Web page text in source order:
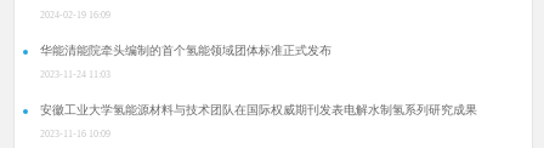
2024-02-19 16:09
华能清能院牵头编制的首个氢能领域团体标准正式发布
2023-11-24 11:03
安徽工业大学氢能源材料与技术团队在国际权威期刊发表电解水制氢系列研究成果
2023-11-16 10:09